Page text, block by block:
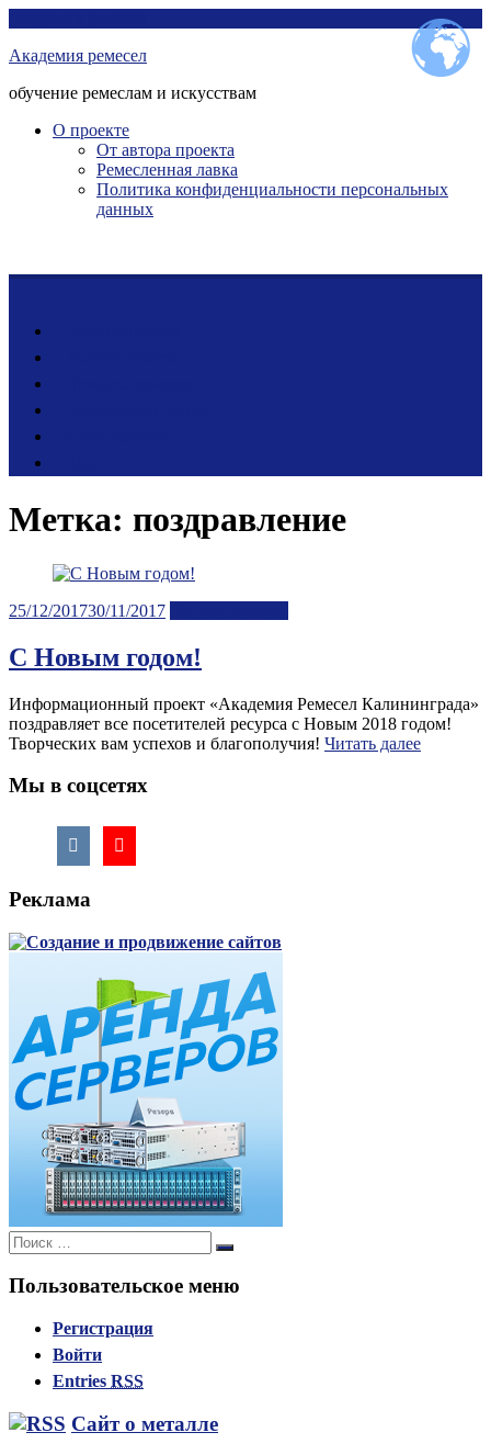
контенту
Академия ремесел
обучение ремеслам и искусствам
О проекте
От автора проекта
Ремесленная лавка
Политика конфиденциальности персональных
данных
Метка: поздравление
Posted
25/12/201730/11/2017
С Новым годом!
Информационный проект «Академия Ремесел Калининграда»
поздравляет все посетителей ресурса с Новым 2018 годом!
Творческих вам успехов и благополучия! Читать далее
Мы в соцсетях
Реклама
Поиск:
Поиск
Пользовательское меню
Регистрация
Войти
Entries RSS
Сайт о металле